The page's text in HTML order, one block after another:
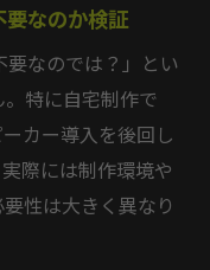
なのか検証
なのでは？」とい
特に自宅制作で
カー導入を後回し
際には制作環境や
性は大きく異なり